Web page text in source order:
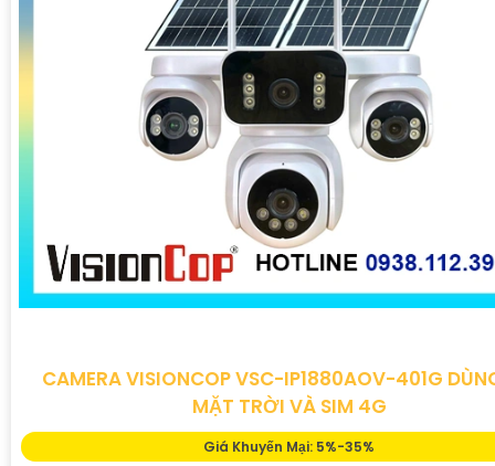
CAMERA VISIONCOP VSC-IP1880AOV-401G
MẶT TRỜI VÀ SIM 4G
Giá Khuyến Mại: 5%-35%